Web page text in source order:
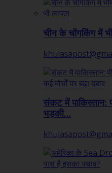
चीन के चोंगकिंग में
संकट में
भड़की...